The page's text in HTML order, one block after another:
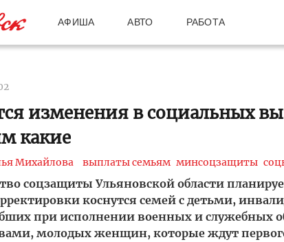
АФИША АВТО РАБОТА
изменения в социальных
какие
Михайлова выплаты семьям минсоцзащиты
соцзащиты Ульяновской области
коснутся семей с детьми,
при исполнении военных и служебных
молодых женщин, которые ждут